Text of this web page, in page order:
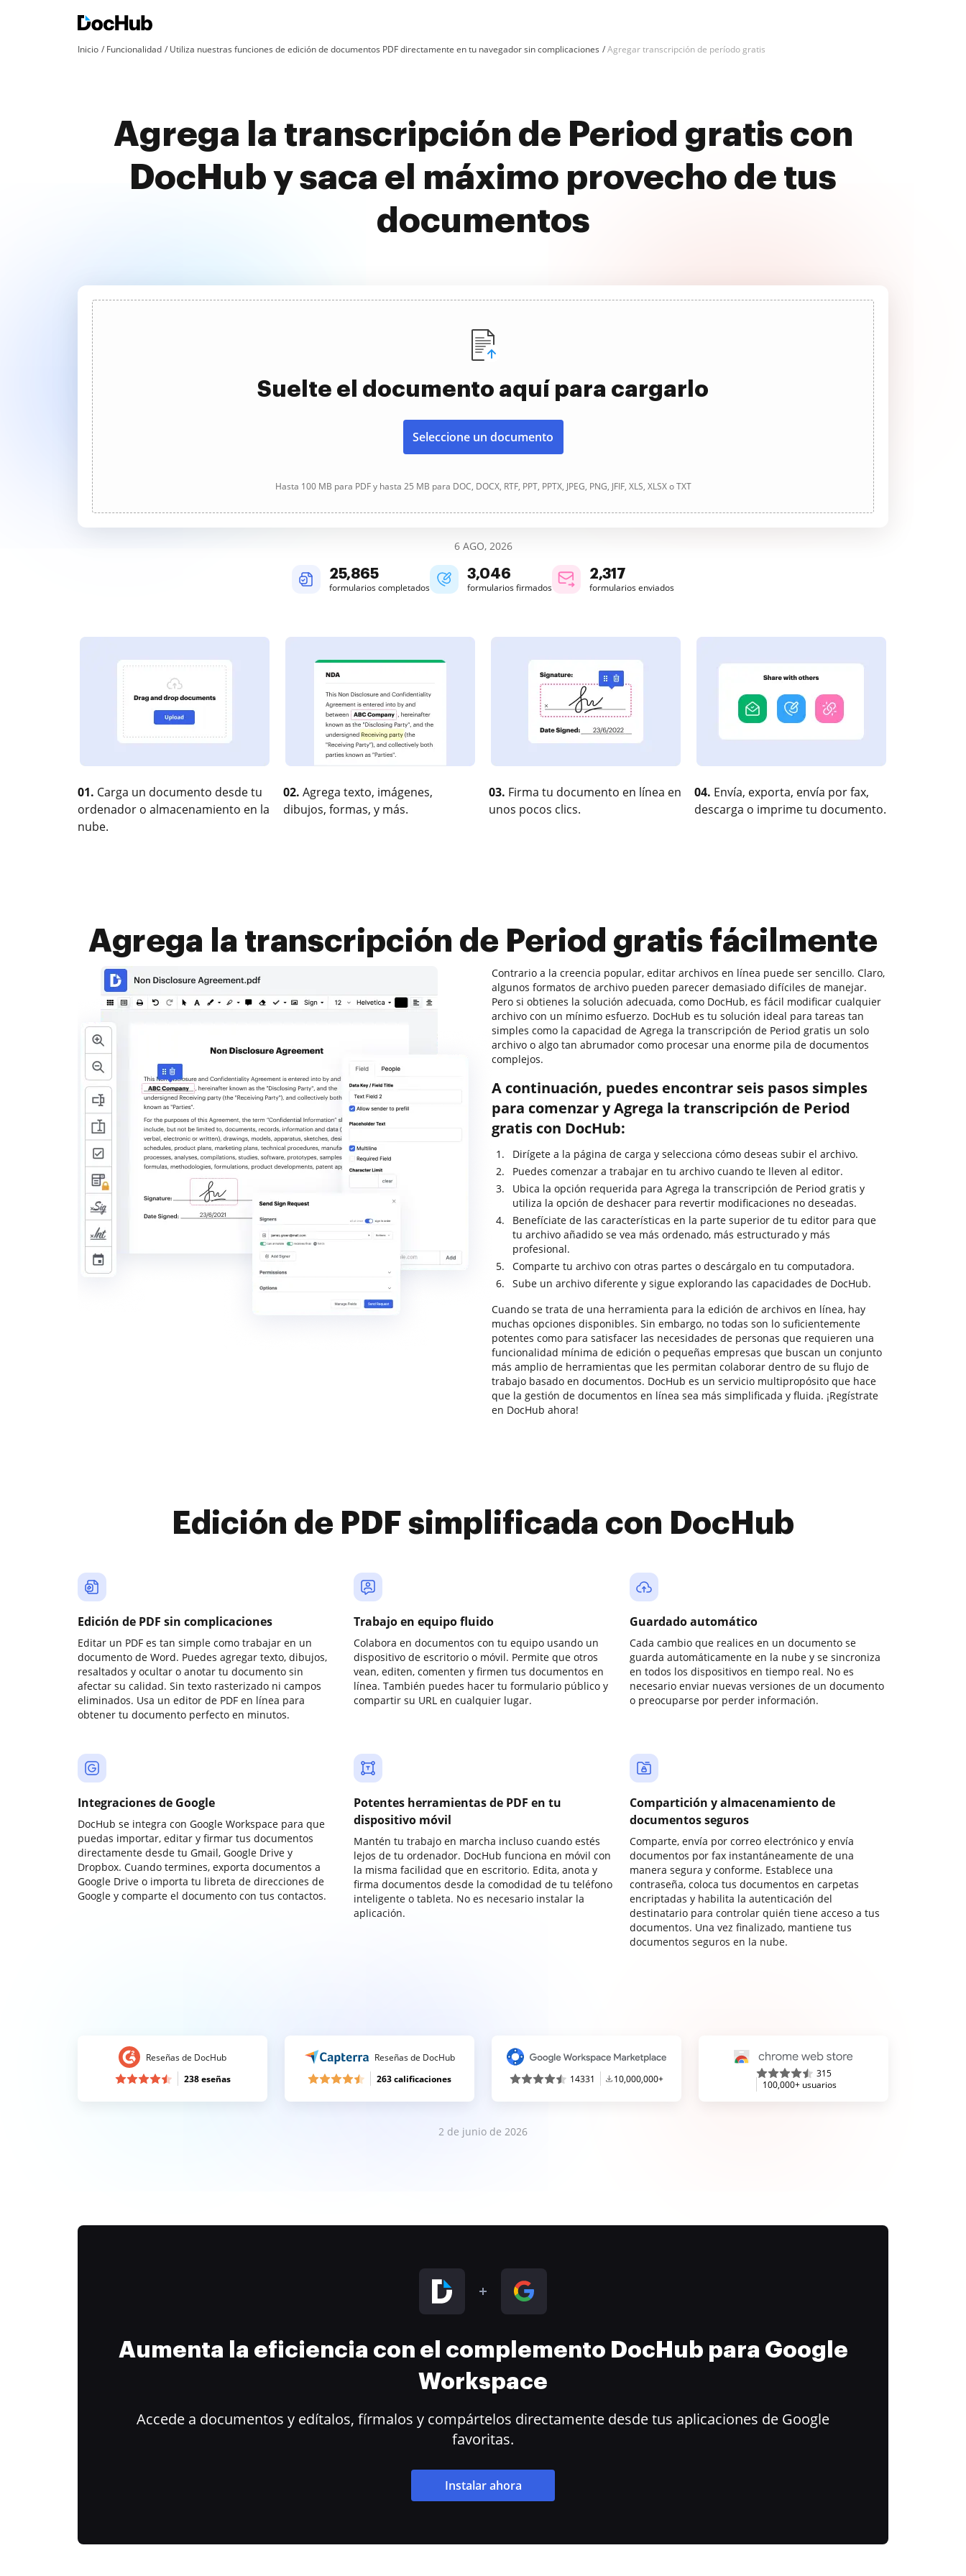
Inicio Funcionalidad Utiliza nuestras funciones de edición de documentos PDF directamente en tu navegador sin complicaciones Agregar transcripción de período gratis
Agrega la transcripción de Period gratis con
DocHub y saca el máximo provecho de tus
documentos
Suelte el documento aquí para cargarlo
Seleccione un documento
Hasta 100 MB para PDF y hasta 25 MB para DOC, DOCX, RTF, PPT, PPTX, JPEG, PNG, JFIF, XLS, XLSX o TXT
6 AGO, 2026
25,865
formularios completados
3,046
formularios firmados
2,317
formularios enviados
01. Carga un documento desde tu
ordenador o almacenamiento en la
nube.
02. Agrega texto, imágenes,
dibujos, formas, y más.
03. Firma tu documento en línea en
unos pocos clics.
04. Envía, exporta, envía por fax,
descarga o imprime tu documento.
Agrega la transcripción de Period gratis fácilmente
Contrario a la creencia popular, editar archivos en línea puede ser sencillo. Claro,
algunos formatos de archivo pueden parecer demasiado difíciles de manejar.
Pero si obtienes la solución adecuada, como DocHub, es fácil modificar cualquier
archivo con un mínimo esfuerzo. DocHub es tu solución ideal para tareas tan
simples como la capacidad de Agrega la transcripción de Period gratis un solo
archivo o algo tan abrumador como procesar una enorme pila de documentos
complejos.
A continuación, puedes encontrar seis pasos simples
para comenzar y Agrega la transcripción de Period
gratis con DocHub:
Dirígete a la página de carga y selecciona cómo deseas subir el archivo.
Puedes comenzar a trabajar en tu archivo cuando te lleven al editor.
Ubica la opción requerida para Agrega la transcripción de Period gratis y
utiliza la opción de deshacer para revertir modificaciones no deseadas.
Benefíciate de las características en la parte superior de tu editor para que
tu archivo añadido se vea más ordenado, más estructurado y más
profesional.
Comparte tu archivo con otras partes o descárgalo en tu computadora.
Sube un archivo diferente y sigue explorando las capacidades de DocHub.
Cuando se trata de una herramienta para la edición de archivos en línea, hay
muchas opciones disponibles. Sin embargo, no todas son lo suficientemente
potentes como para satisfacer las necesidades de personas que requieren una
funcionalidad mínima de edición o pequeñas empresas que buscan un conjunto
más amplio de herramientas que les permitan colaborar dentro de su flujo de
trabajo basado en documentos. DocHub es un servicio multipropósito que hace
que la gestión de documentos en línea sea más simplificada y fluida. ¡Regístrate
en DocHub ahora!
Edición de PDF simplificada con DocHub
Edición de PDF sin complicaciones
Editar un PDF es tan simple como trabajar en un
documento de Word. Puedes agregar texto, dibujos,
resaltados y ocultar o anotar tu documento sin
afectar su calidad. Sin texto rasterizado ni campos
eliminados. Usa un editor de PDF en línea para
obtener tu documento perfecto en minutos.
Trabajo en equipo fluido
Colabora en documentos con tu equipo usando un
dispositivo de escritorio o móvil. Permite que otros
vean, editen, comenten y firmen tus documentos en
línea. También puedes hacer tu formulario público y
compartir su URL en cualquier lugar.
Guardado automático
Cada cambio que realices en un documento se
guarda automáticamente en la nube y se sincroniza
en todos los dispositivos en tiempo real. No es
necesario enviar nuevas versiones de un documento
o preocuparse por perder información.
Integraciones de Google
DocHub se integra con Google Workspace para que
puedas importar, editar y firmar tus documentos
directamente desde tu Gmail, Google Drive y
Dropbox. Cuando termines, exporta documentos a
Google Drive o importa tu libreta de direcciones de
Google y comparte el documento con tus contactos.
Potentes herramientas de PDF en tu
dispositivo móvil
Mantén tu trabajo en marcha incluso cuando estés
lejos de tu ordenador. DocHub funciona en móvil con
la misma facilidad que en escritorio. Edita, anota y
firma documentos desde la comodidad de tu teléfono
inteligente o tableta. No es necesario instalar la
aplicación.
Compartición y almacenamiento de
documentos seguros
Comparte, envía por correo electrónico y envía
documentos por fax instantáneamente de una
manera segura y conforme. Establece una
contraseña, coloca tus documentos en carpetas
encriptadas y habilita la autenticación del
destinatario para controlar quién tiene acceso a tus
documentos. Una vez finalizado, mantiene tus
documentos seguros en la nube.
Reseñas de DocHub
238 eseñas
Reseñas de DocHub
263 calificaciones
14331 10,000,000+
315
100,000+ usuarios
2 de junio de 2026
Aumenta la eficiencia con el complemento DocHub para Google
Workspace
Accede a documentos y edítalos, fírmalos y compártelos directamente desde tus aplicaciones de Google
favoritas.
Instalar ahora